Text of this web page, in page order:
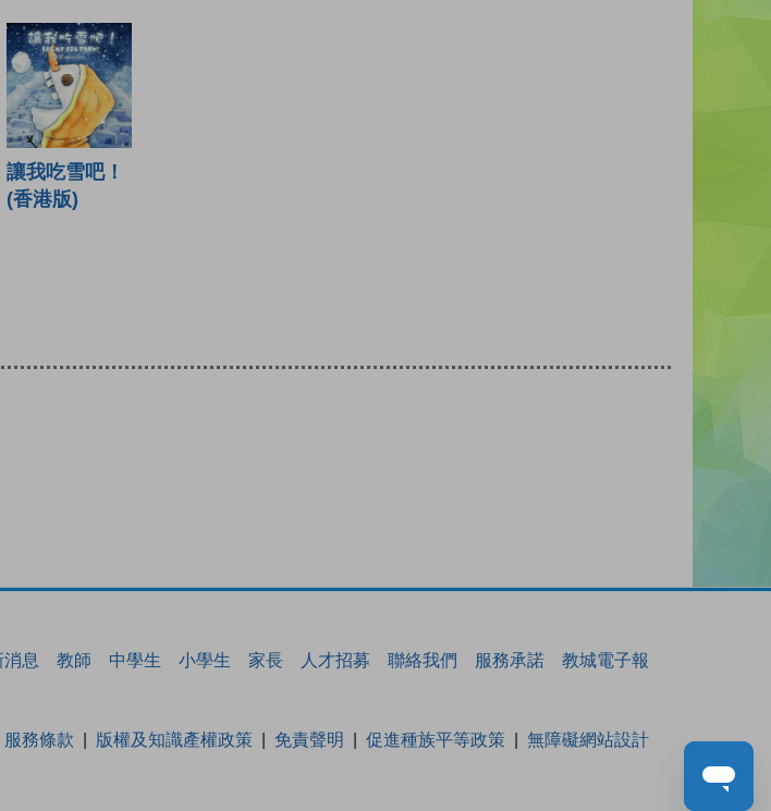
讓我吃雪吧！
(香港版)
息 教師 中學生 小學生 家長 人才招募 聯絡我們 服務承諾 教城電子報
服務條款 版權及知識產權政策 免責聲明 促進種族平等政策 無障礙網站設計